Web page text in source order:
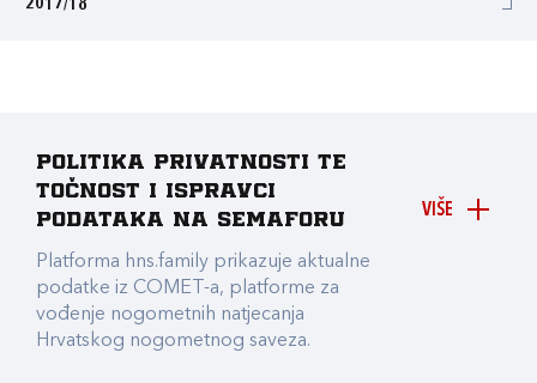
2017/18
VIŠE
Politika privatnosti te
točnost i ispravci
podataka na Semaforu
Platforma hns.family prikazuje aktualne
podatke iz COMET-a, platforme za
vođenje nogometnih natjecanja
Hrvatskog nogometnog saveza.